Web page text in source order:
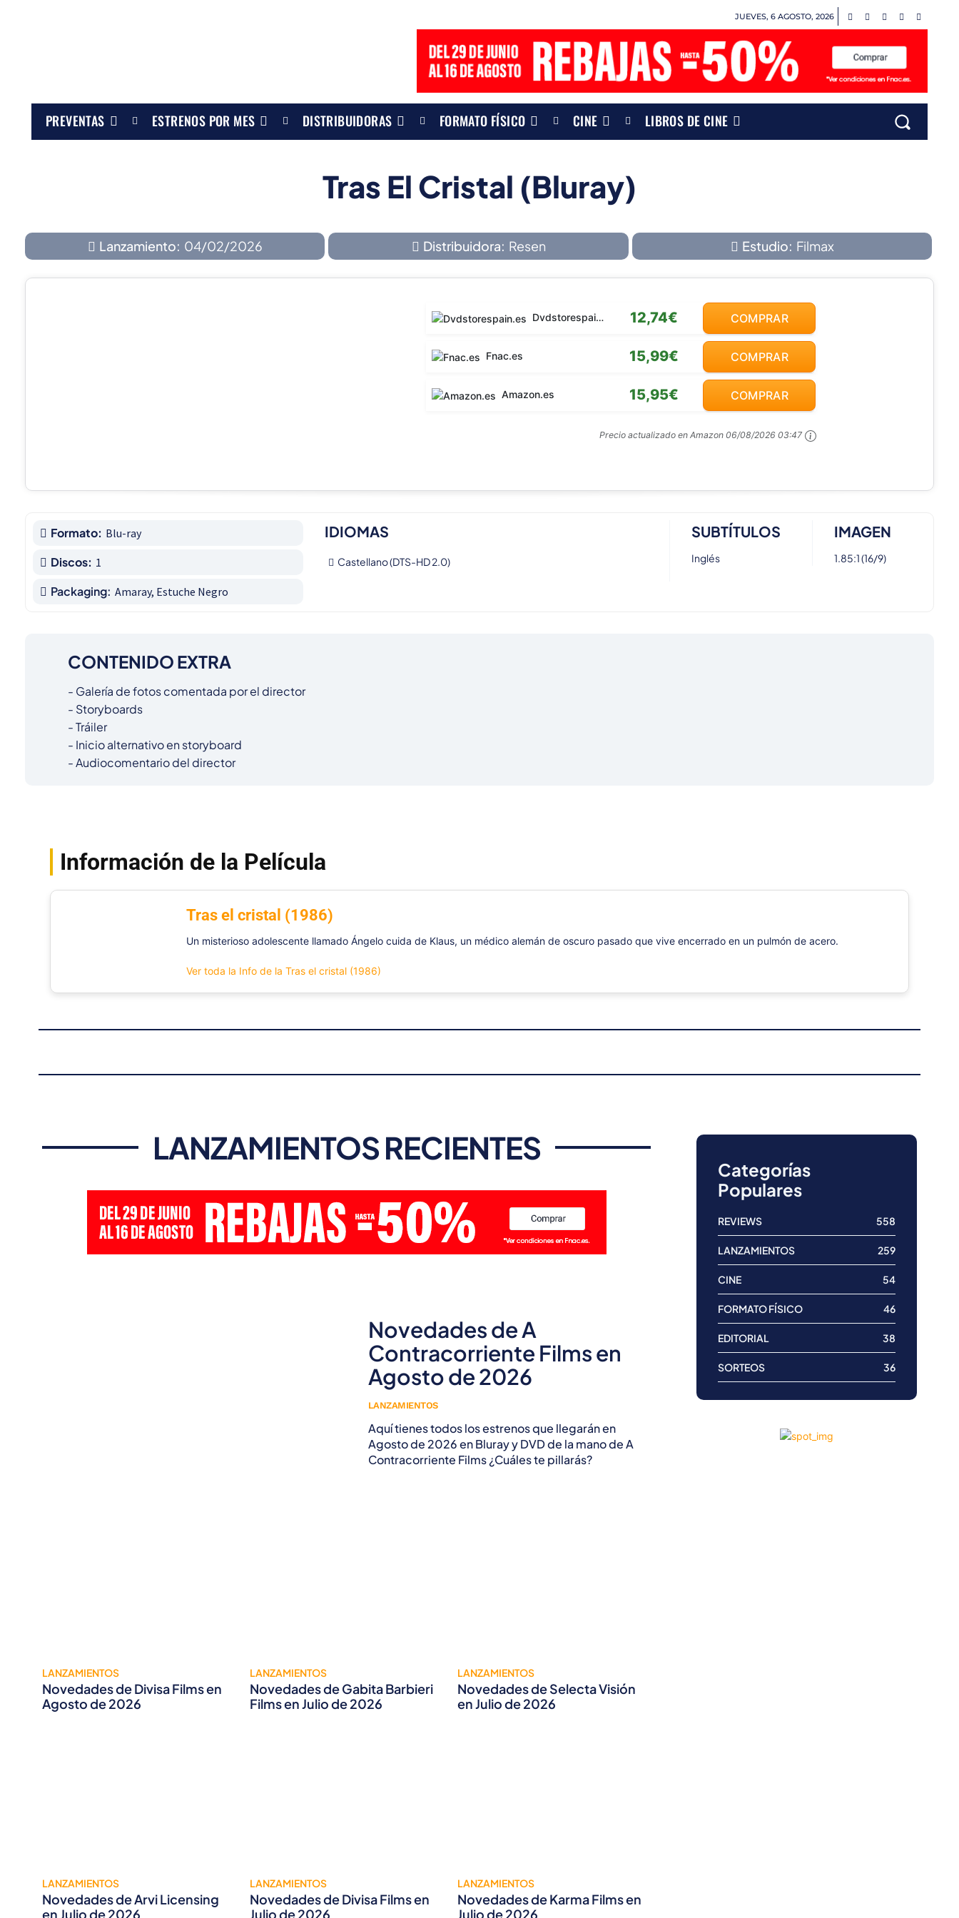
JUEVES, 6 AGOSTO, 2026
PREVENTAS ESTRENOS POR MES DISTRIBUIDORAS FORMATO FÍSICO CINE LIBROS DE CINE
Tras El Cristal (Bluray)
Lanzamiento: 04/02/2026 Distribuidora: Resen Estudio: Filmax
Dvdstorespain.es 12,74€ COMPRAR
Fnac.es 15,99€ COMPRAR
Amazon.es 15,95€ COMPRAR
Precio actualizado en Amazon 06/08/2026 03:47
Formato: Blu-ray
Discos: 1
Packaging: Amaray, Estuche Negro
IDIOMAS
Castellano (DTS-HD 2.0)
SUBTÍTULOS
Inglés
IMAGEN
1.85:1 (16/9)
CONTENIDO EXTRA
- Galería de fotos comentada por el director
- Storyboards
- Tráiler
- Inicio alternativo en storyboard
- Audiocomentario del director
Información de la Película
Tras el cristal (1986)
Un misterioso adolescente llamado Ángelo cuida de Klaus, un médico alemán de oscuro pasado que vive encerrado en un pulmón de acero.
Ver toda la Info de la Tras el cristal (1986)
LANZAMIENTOS RECIENTES
Novedades de A
Contracorriente Films en
Agosto de 2026
LANZAMIENTOS
Aquí tienes todos los estrenos que llegarán en
Agosto de 2026 en Bluray y DVD de la mano de A
Contracorriente Films ¿Cuáles te pillarás?
LANZAMIENTOS
Novedades de Divisa Films en
Agosto de 2026
LANZAMIENTOS
Novedades de Gabita Barbieri
Films en Julio de 2026
LANZAMIENTOS
Novedades de Selecta Visión
en Julio de 2026
LANZAMIENTOS
Novedades de Arvi Licensing
en Julio de 2026
LANZAMIENTOS
Novedades de Divisa Films en
Julio de 2026
LANZAMIENTOS
Novedades de Karma Films en
Julio de 2026
Categorías
Populares
REVIEWS 558
LANZAMIENTOS 259
CINE 54
FORMATO FÍSICO 46
EDITORIAL 38
SORTEOS 36